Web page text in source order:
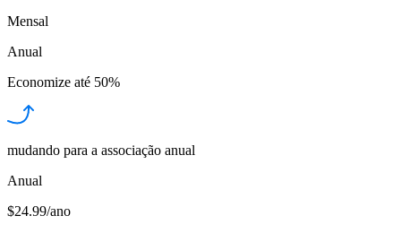
Mensal
Anual
Economize até 50%
mudando para a associação anual
Anual
$24.99/ano